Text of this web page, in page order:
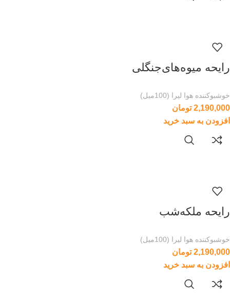
رایحه میوه‌های‌جنگلی
خوشبوکننده هوا لیرا (100میل)
2,190,000 تومان
افزودن به سبد خرید
رایحه ملکه‌شب
خوشبوکننده هوا لیرا (100میل)
2,190,000 تومان
افزودن به سبد خرید